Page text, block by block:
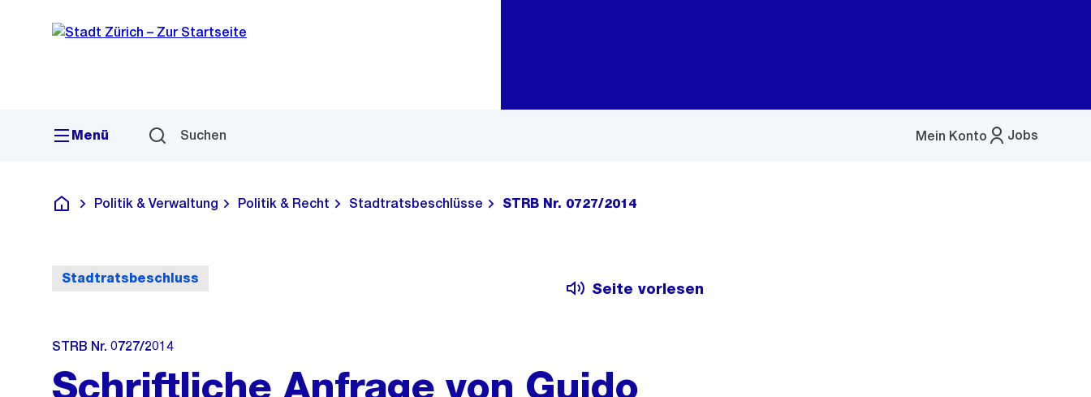
Navigation
Sprunglink
Menü Suchen Jobs
Mein Konto
Menü
Deutsch
Politik & Verwaltung Politik & Recht Stadtratsbeschlüsse STRB Nr. 0727/2014
Stadtratsbeschluss
Seite vorlesen
STRB Nr. 0727/2014
Schriftliche Anfrage von Guido